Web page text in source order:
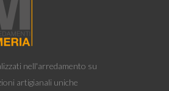
nell'arredamento su
artigianali uniche